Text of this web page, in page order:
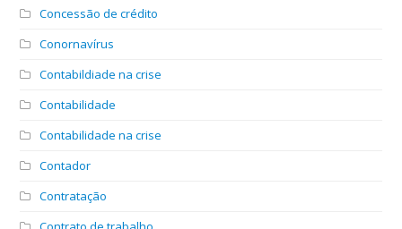
Concessão de crédito
Conornavírus
Contabildiade na crise
Contabilidade
Contabilidade na crise
Contador
Contratação